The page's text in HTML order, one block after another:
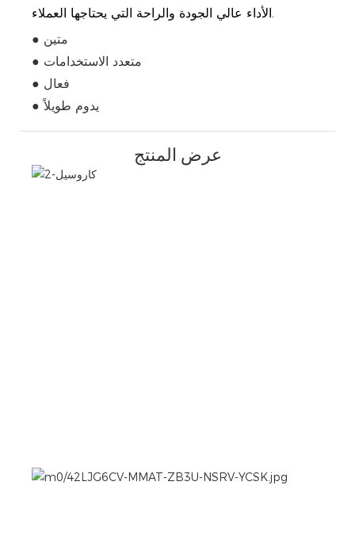
الأداء عالي الجودة والراحة التي يحتاجها العملاء.
● متين
● متعدد الاستخدامات
● فعال
● يدوم طويلاً
عرض المنتج